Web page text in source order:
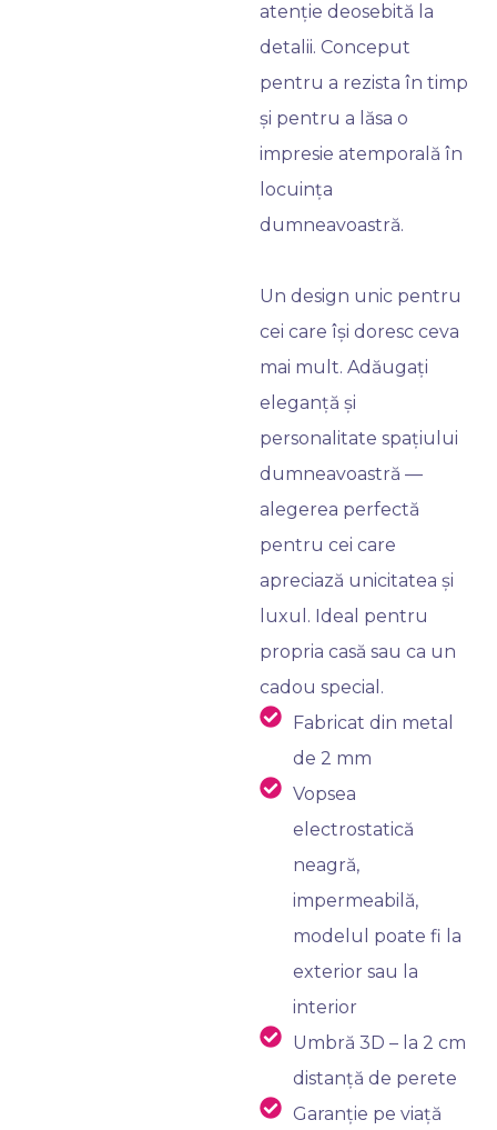
atenție deosebită la
detalii. Conceput
pentru a rezista în timp
și pentru a lăsa o
impresie atemporală în
locuința
dumneavoastră.
Un design unic pentru
cei care își doresc ceva
mai mult. Adăugați
eleganță și
personalitate spațiului
dumneavoastră —
alegerea perfectă
pentru cei care
apreciază unicitatea și
luxul. Ideal pentru
propria casă sau ca un
cadou special.
Fabricat din metal
de 2 mm
Vopsea
electrostatică
neagră,
impermeabilă,
modelul poate fi la
exterior sau la
interior
Umbră 3D – la 2 cm
distanță de perete
Garanție pe viață